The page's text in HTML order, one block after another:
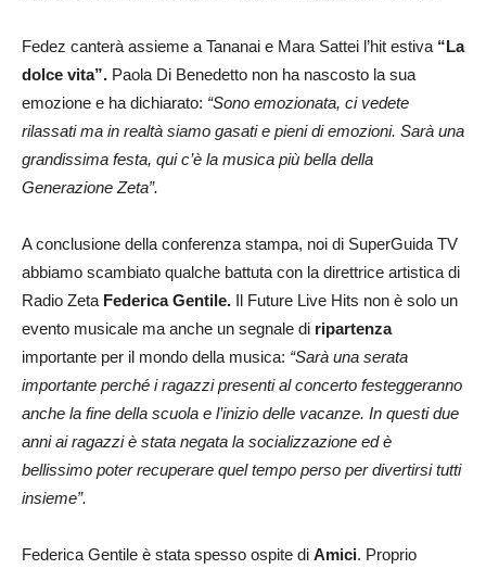
Fedez canterà assieme a Tananai e Mara Sattei l’hit estiva “La
dolce vita”. Paola Di Benedetto non ha nascosto la sua
emozione e ha dichiarato: “Sono emozionata, ci vedete
rilassati ma in realtà siamo gasati e pieni di emozioni. Sarà una
grandissima festa, qui c’è la musica più bella della
Generazione Zeta”.
A conclusione della conferenza stampa, noi di SuperGuida TV
abbiamo scambiato qualche battuta con la direttrice artistica di
Radio Zeta Federica Gentile. Il Future Live Hits non è solo un
evento musicale ma anche un segnale di ripartenza
importante per il mondo della musica: “Sarà una serata
importante perché i ragazzi presenti al concerto festeggeranno
anche la fine della scuola e l’inizio delle vacanze. In questi due
anni ai ragazzi è stata negata la socializzazione ed è
bellissimo poter recuperare quel tempo perso per divertirsi tutti
insieme”.
Federica Gentile è stata spesso ospite di Amici. Proprio